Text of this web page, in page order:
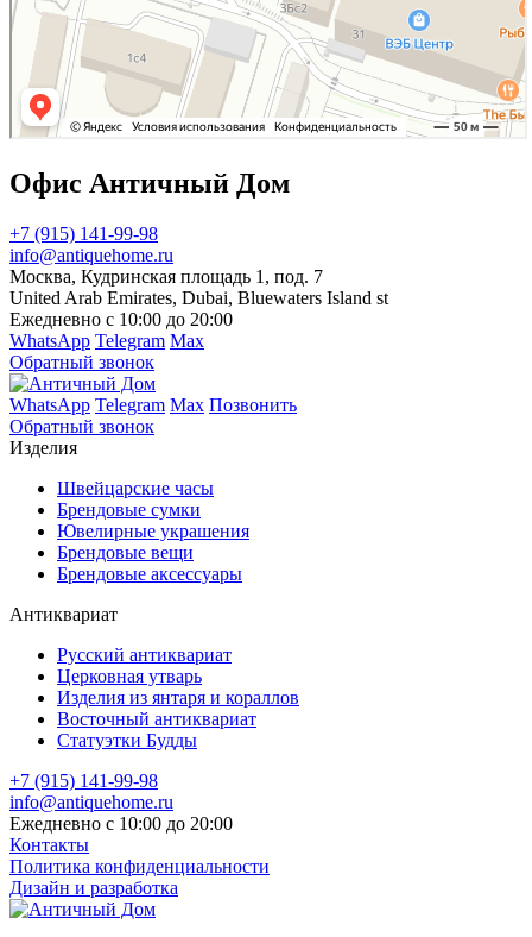
Офис Античный Дом
+7 (915) 141-99-98
info@antiquehome.ru
Москва, Кудринская площадь 1, под. 7
United Arab Emirates, Dubai, Bluewaters Island st
Ежедневно с 10:00 до 20:00
WhatsApp Telegram Max
Обратный звонок
WhatsApp Telegram Max Позвонить
Обратный звонок
Изделия
Швейцарские часы
Брендовые сумки
Ювелирные украшения
Брендовые вещи
Брендовые аксессуары
Антиквариат
Русский антиквариат
Церковная утварь
Изделия из янтаря и кораллов
Восточный антиквариат
Статуэтки Будды
+7 (915) 141-99-98
info@antiquehome.ru
Ежедневно с 10:00 до 20:00
Контакты
Политика конфиденциальности
Дизайн и разработка